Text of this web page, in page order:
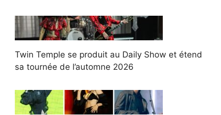
Twin Temple se produit au Daily Show et étend
sa tournée de l’automne 2026